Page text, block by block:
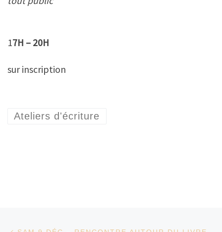
17H – 20H
sur inscription
Ateliers d'écriture